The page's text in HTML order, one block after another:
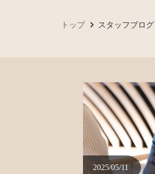
トップ スタッフブログ
2025/05/11